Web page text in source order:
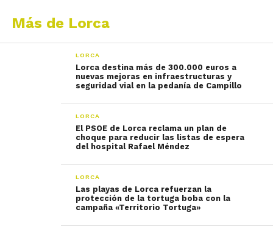
Más de Lorca
LORCA
Lorca destina más de 300.000 euros a
nuevas mejoras en infraestructuras y
seguridad vial en la pedanía de Campillo
LORCA
El PSOE de Lorca reclama un plan de
choque para reducir las listas de espera
del hospital Rafael Méndez
LORCA
Las playas de Lorca refuerzan la
protección de la tortuga boba con la
campaña «Territorio Tortuga»